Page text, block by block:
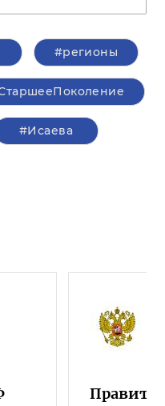
#регионы
#Исаева